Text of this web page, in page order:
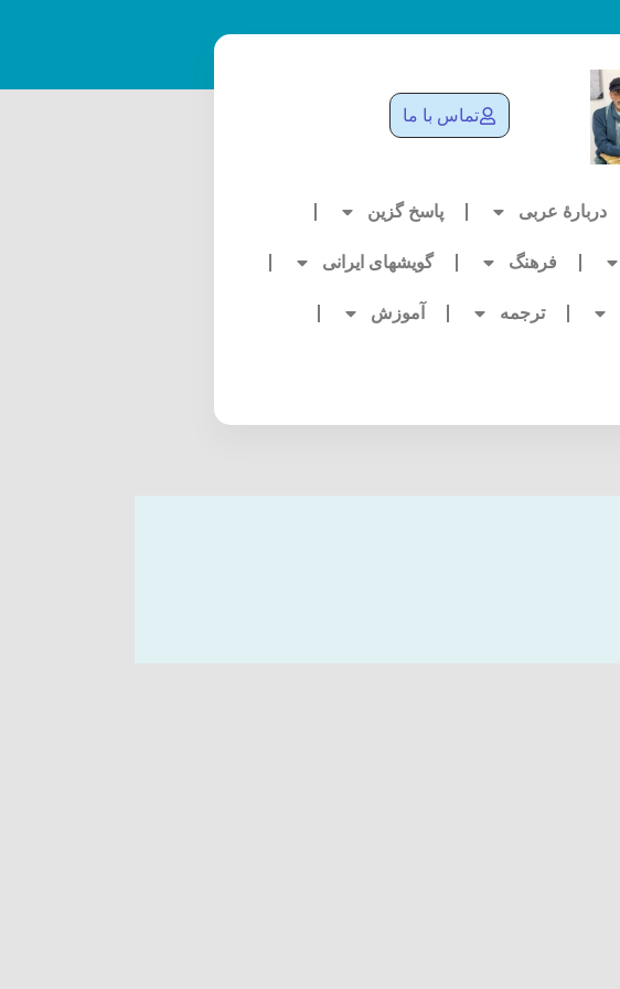
تماس با ما
دربارۀ عربی پاسخ گزین
فرهنگ گویشهای ایرانی
ترجمه آموزش